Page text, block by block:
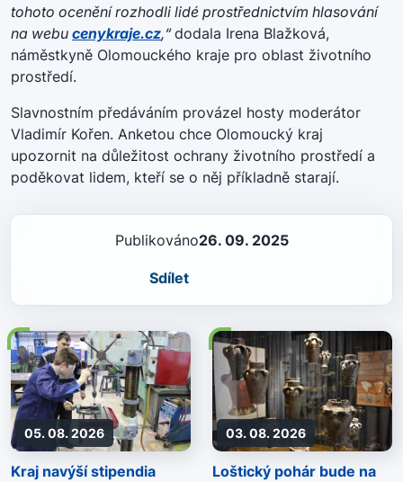
tohoto ocenění rozhodli lidé prostřednictvím hlasování
na webu cenykraje.cz,“dodala Irena Blažková,
náměstkyně Olomouckého kraje pro oblast životního
prostředí.
Slavnostním předáváním provázel hosty moderátor
Vladimír Kořen. Anketou chce Olomoucký kraj
upozornit na důležitost ochrany životního prostředí a
poděkovat lidem, kteří se o něj příkladně starají.
Publikováno26. 09. 2025
Sdílet
05. 08. 2026
Kraj navýší stipendia
03. 08. 2026
Loštický pohár bude na